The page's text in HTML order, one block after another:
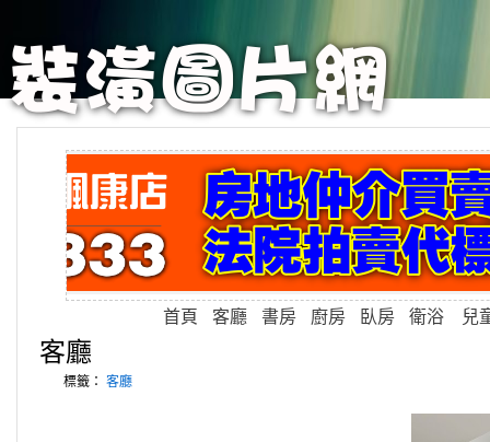
首頁 客廳 書房 廚房 臥房 衛浴 兒
客廳
標籤： 客廳